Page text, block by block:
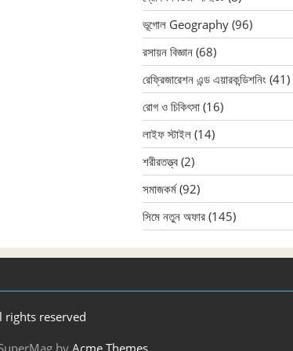
ভূগোল Geography (96)
রসায়ন বিজ্ঞান (68)
রেফ্রিজারেশন এন্ড এয়ারকন্ডিশনিং (41)
রোগ ও চিকিৎসা (16)
লাইফ স্টাইল (14)
শরীরতত্ত্ব (2)
সমাজকর্ম(92)
সিমে নতুন ‍অফার (145)
rights reserved
by Acme Themes